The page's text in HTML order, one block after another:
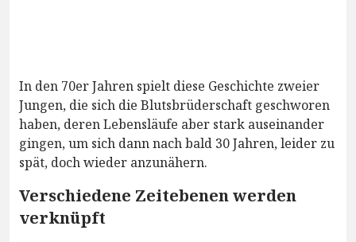
In den 70er Jahren spielt diese Geschichte zweier
Jungen, die sich die Blutsbrüderschaft geschworen
haben, deren Lebensläufe aber stark auseinander
gingen, um sich dann nach bald 30 Jahren, leider zu
spät, doch wieder anzunähern.
Verschiedene Zeitebenen werden
verknüpft